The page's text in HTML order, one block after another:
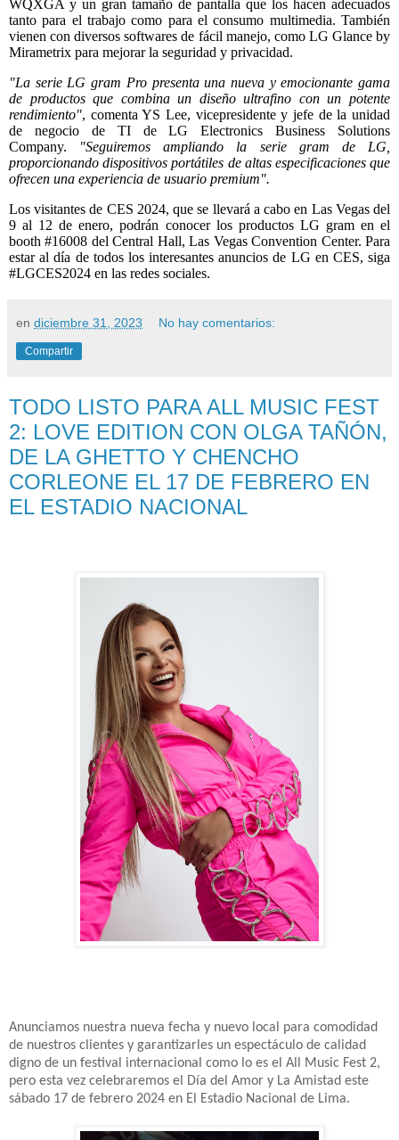
WQXGA y un gran tamaño de pantalla que los hacen adecuados
tanto para el trabajo como para el consumo multimedia. También
vienen con diversos softwares de fácil manejo, como LG Glance by
Mirametrix para mejorar la seguridad y privacidad.
"La serie LG gram Pro presenta una nueva y emocionante gama
de productos que combina un diseño ultrafino con un potente
rendimiento", comenta YS Lee, vicepresidente y jefe de la unidad
de negocio de TI de LG Electronics Business Solutions
Company.
"Seguiremos ampliando la serie gram de LG,
proporcionando dispositivos portátiles de altas especificaciones que
ofrecen una experiencia de usuario premium".
Los visitantes de CES 2024, que se llevará a cabo en Las Vegas del
9 al 12 de enero, podrán conocer los productos LG gram en el
booth #16008 del Central Hall, Las Vegas Convention Center. Para
estar al día de todos los interesantes anuncios de LG en CES, siga
#LGCES2024 en las redes sociales.
en diciembre 31, 2023 No hay comentarios:
Compartir
TODO LISTO PARA ALL MUSIC FEST
2: LOVE EDITION CON OLGA TAÑÓN,
DE LA GHETTO Y CHENCHO
CORLEONE EL 17 DE FEBRERO EN
EL ESTADIO NACIONAL
Anunciamos nuestra nueva fecha y nuevo local para comodidad
de nuestros clientes y garantizarles un espectáculo de calidad
digno de un festival internacional como lo es el All Music Fest 2,
pero esta vez celebraremos el Día del Amor y La Amistad este
sábado 17 de febrero 2024 en El Estadio Nacional de Lima.